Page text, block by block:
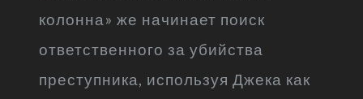
колонна» же начинает поиск
ответственного за убийства
преступника, используя Джека как